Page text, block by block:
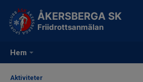
Hem
ÅKERSBERGA SK
Friidrottsanmälan
Aktiviteter